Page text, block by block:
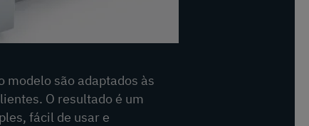
modelo são adaptados às
O resultado é um
fácil de usar e